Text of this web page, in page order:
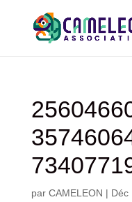
par CAMELEON | Déc